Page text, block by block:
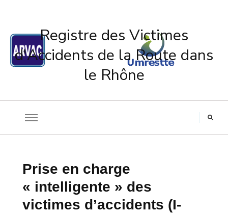
Registre des Victimes
d'Accidents de la Route dans
le Rhône
Prise en charge
« intelligente » des
victimes d’accidents (I-